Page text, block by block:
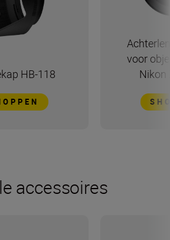
HB-118
voor
Nikon
accessoires